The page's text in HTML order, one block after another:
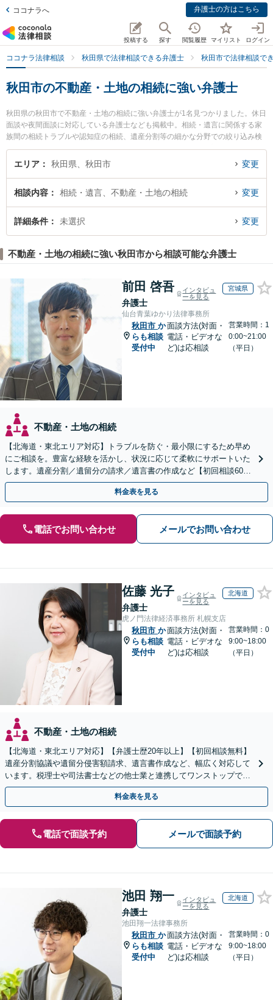
ココナラへ 弁護士の方はこちら
投稿する 探す 閲覧履歴 マイリスト ログイン
ココナラ法律相談 秋田県で法律相談できる弁護士 秋田市で法律相談で
秋田市の不動産・土地の相続に強い弁護士
秋田県の秋田市で不動産・土地の相続に強い弁護士が1名見つかりました。休日
面談や夜間面談に対応している弁護士なども掲載中。相続・遺言に関係する家
族間の相続トラブルや認知症の相続、遺産分割等の細かな分野での絞り込み検
索もでき便利です。特に田中法律事務所の田中 伸顕弁護士のプロフィール情報
や弁護士費用、強みなどが注目されています。『秋田市で土日や夜間に発生し
談無料で不動産・土地の相続を法律相談できる秋田市内の弁護士に相談予約し
たい』などでお困りの相談者さんにおすすめです。
エリア 秋田県、秋田市 変更
相談内容 相続・遺言、不動産・土地の相続 変更
詳細条件 未選択 変更
不動産・土地の相続に強い秋田市から相談可能な弁護士
前田 啓吾
弁護士
インタビュ
ーを見る
宮城県
仙台青葉ゆかり法律事務所
秋田市 か
らも相談
受付中
面談方法(対面・
電話・ビデオな
ど)は応相談
営業時間：1
0:00~21:00
（平日）
不動産・土地の相続
【北海道・東北エリア対応】トラブルを防ぐ・最小限にするため早め
にご相談を。豊富な経験を活かし、状況に応じて柔軟にサポートいた
します。遺産分割／遺留分の請求／遺言書の作成など【初回相談60分
無料】【オンライン相談可能】
料金表を見る
電話でお問い合わせ メールでお問い合わせ
佐藤 光子
弁護士
インタビュ
ーを見る
北海道
虎ノ門法律経済事務所 札幌支店
秋田市 か
らも相談
受付中
面談方法(対面・
電話・ビデオな
ど)は応相談
営業時間：0
9:00~18:00
（平日）
不動産・土地の相続
【北海道・東北エリア対応】【弁護士歴20年以上】【初回相談無料】
遺産分割協議や遺留分侵害額請求、遺言書作成など、幅広く対応して
います。税理士や司法書士などの他士業と連携してワンストップでの
解決が可能です。ぜひご相談ください。
料金表を見る
電話で面談予約 メールで面談予約
池田 翔一
弁護士
インタビュ
ーを見る
北海道
池田翔一法律事務所
秋田市 か
らも相談
受付中
面談方法(対面・
電話・ビデオな
ど)は応相談
営業時間：0
9:00~18:00
（平日）